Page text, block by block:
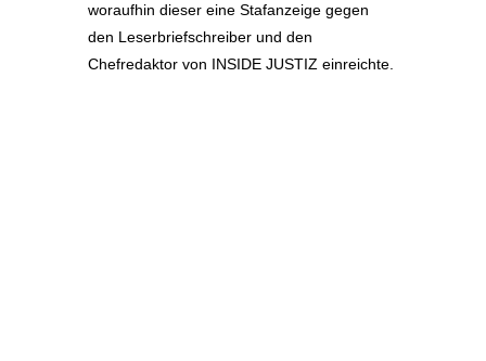
woraufhin dieser eine Stafanzeige gegen
den Leserbriefschreiber und den
Chefredaktor von INSIDE JUSTIZ einreichte.